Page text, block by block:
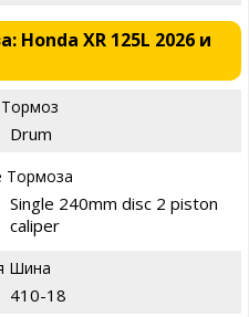
Honda XR 125L 2026 и
Drum
Тормоза
Single 240mm disc 2 piston
caliper
Шина
410-18